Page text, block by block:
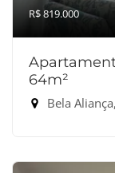
R$ 819.000
64m²
Bela